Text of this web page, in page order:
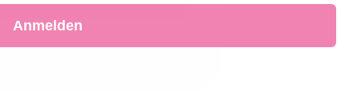
Einstellungen anpassen
Anmelden